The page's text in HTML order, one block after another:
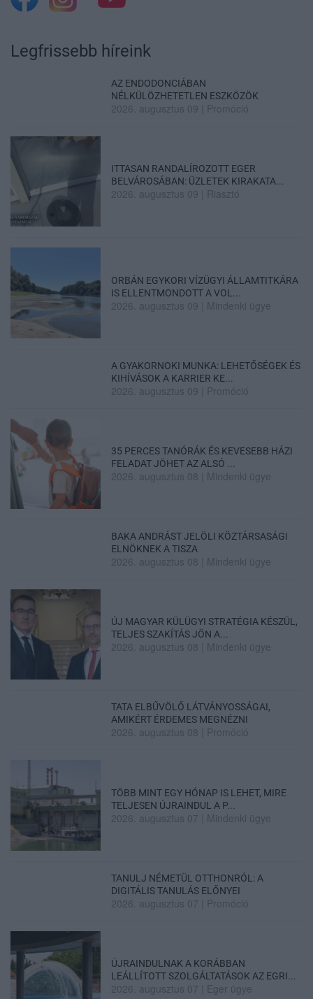
Legfrissebb híreink
AZ ENDODONCIÁBAN
NÉLKÜLÖZHETETLEN ESZKÖZÖK
2026. augusztus 09 Promóció
ITTASAN RANDALÍROZOTT EGER
BELVÁROSÁBAN: ÜZLETEK KIRAKATA...
2026. augusztus 09 Riasztó
ORBÁN EGYKORI VÍZÜGYI ÁLLAMTITKÁRA
IS ELLENTMONDOTT A VOL...
2026. augusztus 09 Mindenki ügye
A GYAKORNOKI MUNKA: LEHETŐSÉGEK ÉS
KIHÍVÁSOK A KARRIER KE...
2026. augusztus 09 Promóció
35 PERCES TANÓRÁK ÉS KEVESEBB HÁZI
FELADAT JÖHET AZ ALSÓ ...
2026. augusztus 08 Mindenki ügye
BAKA ANDRÁST JELÖLI KÖZTÁRSASÁGI
ELNÖKNEK A TISZA
2026. augusztus 08 Mindenki ügye
ÚJ MAGYAR KÜLÜGYI STRATÉGIA KÉSZÜL,
TELJES SZAKÍTÁS JÖN A...
2026. augusztus 08 Mindenki ügye
TATA ELBŰVÖLŐ LÁTVÁNYOSSÁGAI,
AMIKÉRT ÉRDEMES MEGNÉZNI
2026. augusztus 08 Promóció
TÖBB MINT EGY HÓNAP IS LEHET, MIRE
TELJESEN ÚJRAINDUL A P...
2026. augusztus 07 Mindenki ügye
TANULJ NÉMETÜL OTTHONRÓL: A
DIGITÁLIS TANULÁS ELŐNYEI
2026. augusztus 07 Promóció
ÚJRAINDULNAK A KORÁBBAN
LEÁLLÍTOTT SZOLGÁLTATÁSOK AZ EGRI...
2026. augusztus 07 Eger ügye